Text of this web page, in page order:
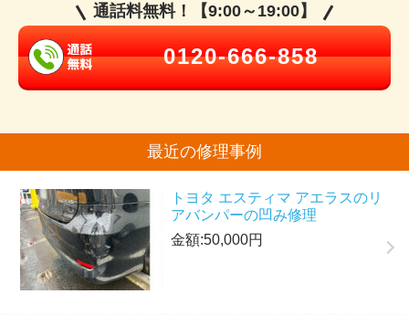
通話料無料！【9:00～19:00】
0120-666-858
最近の修理事例
トヨタ エスティマ アエラスのリ
アバンパーの凹み修理
金額:50,000円